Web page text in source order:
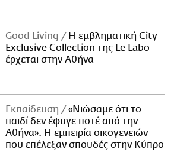
Good Living
Η εμβληματική City
Exclusive Collection της Le Labo
έρχεται στην Αθήνα
Εκπαίδευση
«Νιώσαμε ότι το
παιδί δεν έφυγε ποτέ από την
Αθήνα»: Η εμπειρία οικογενειών
που επέλεξαν σπουδές στην Κύπρο